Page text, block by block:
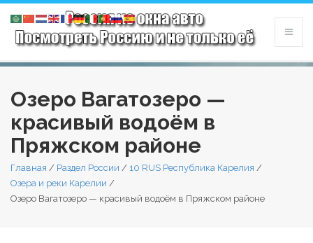
Озеро Вагатозеро —
красивый водоём в
Пряжском районе
Главная / Раздел России / 10 RUS Республика Карелия /
Озера и реки Карелии /
Озеро Вагатозеро — красивый водоём в Пряжском районе